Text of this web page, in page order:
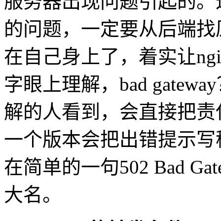
的问题，一定要从后端
在自己身上了，着实让
字眼上理解，bad
解的人看到，会直接把
一个版本会把出错提示
在简单的一句502 Bad
大名。